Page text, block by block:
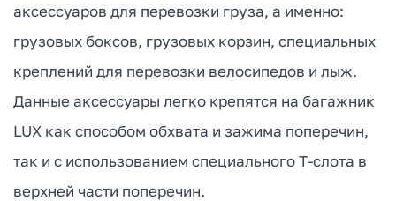
аксессуаров для перевозки груза, а именно:
грузовых боксов, грузовых корзин, специальных
креплений для перевозки велосипедов и лыж.
Данные аксессуары легко крепятся на багажник
LUX как способом обхвата и зажима поперечин,
так и с использованием специального Т-слота в
верхней части поперечин.